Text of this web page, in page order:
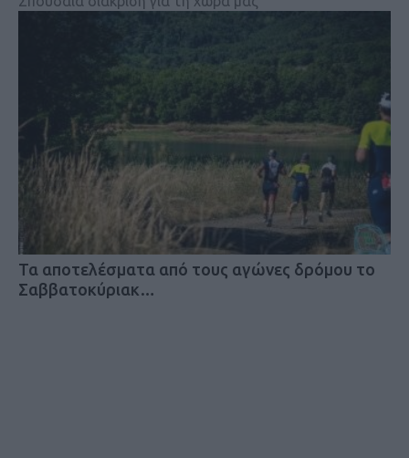
Τα αποτελέσματα από τους αγώνες δρόμου το
Σαββατοκύριακ…